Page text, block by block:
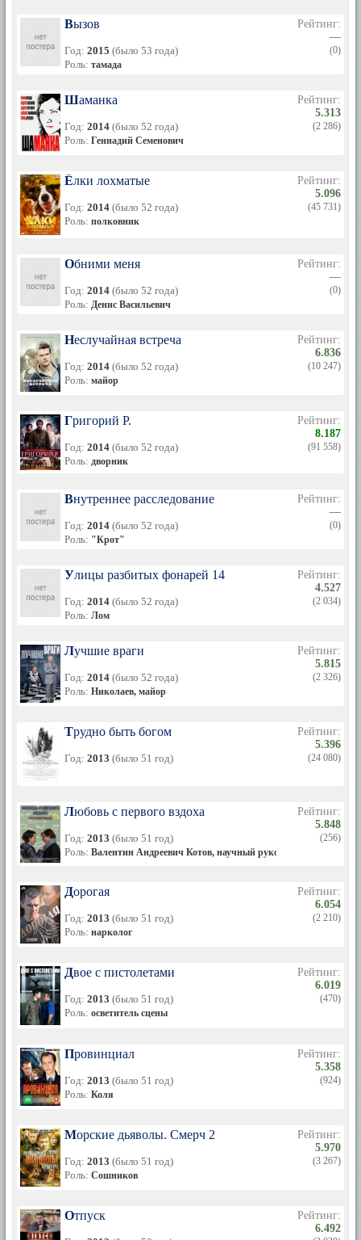
Вызов
Год: 2015 (было 53 года)
Роль: тамада
Рейтинг:
—
(0)
Шаманка
Год: 2014 (было 52 года)
Роль: Геннадий Семенович
Рейтинг:
5.313
(2 286)
Ёлки лохматые
Год: 2014 (было 52 года)
Роль: полковник
Рейтинг:
5.096
(45 731)
Обними меня
Год: 2014 (было 52 года)
Роль: Денис Васильевич
Рейтинг:
—
(0)
Неслучайная встреча
Год: 2014 (было 52 года)
Роль: майор
Рейтинг:
6.836
(10 247)
Григорий Р.
Год: 2014 (было 52 года)
Роль: дворник
Рейтинг:
8.187
(91 558)
Внутреннее расследование
Год: 2014 (было 52 года)
Роль: "Крот"
Рейтинг:
—
(0)
Улицы разбитых фонарей 14
Год: 2014 (было 52 года)
Роль: Лом
Рейтинг:
4.527
(2 034)
Лучшие враги
Год: 2014 (было 52 года)
Роль: Николаев, майор
Рейтинг:
5.815
(2 326)
Трудно быть богом
Год: 2013 (было 51 год)
Рейтинг:
5.396
(24 080)
Любовь с первого вздоха
Год: 2013 (было 51 год)
Роль: Валентин Андреевич Котов, научный руководитель Марины
Рейтинг:
5.848
(256)
Дорогая
Год: 2013 (было 51 год)
Роль: нарколог
Рейтинг:
6.054
(2 210)
Двое с пистолетами
Год: 2013 (было 51 год)
Роль: осветитель сцены
Рейтинг:
6.019
(470)
Провинциал
Год: 2013 (было 51 год)
Роль: Коля
Рейтинг:
5.358
(924)
Морские дьяволы. Смерч 2
Год: 2013 (было 51 год)
Роль: Сошников
Рейтинг:
5.970
(3 267)
Отпуск
Рейтинг:
6.492